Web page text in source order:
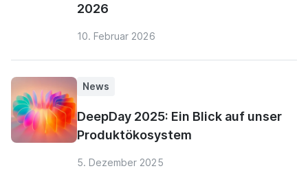
2026
10. Februar 2026
News
DeepDay 2025: Ein Blick auf unser
Produktökosystem
5. Dezember 2025